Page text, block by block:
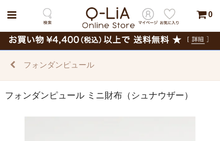
0
フォンダンピュール
フォンダンピュール ミニ財布（シュナウザー）